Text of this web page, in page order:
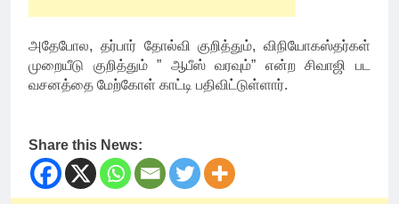
அதேபோல, தர்பார் தோல்வி குறித்தும், விநியோகஸ்தர்கள்
முறையீடு குறித்தும் ” ஆபீஸ் வரவும்” என்ற சிவாஜி பட
வசனத்தை மேற்கோள் காட்டி பதிவிட்டுள்ளார்.
Share this News: